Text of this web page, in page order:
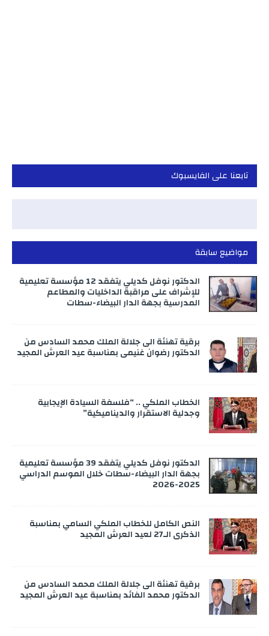
تابعنا على الفايسبوك
مواضيع سابقة
الدكتور نوفل كديلي يتفقد 12 مؤسسة تعليمية
للإشراف على مراقبة الداخليات والمطاعم
المدرسية بجهة الدار البيضاء-سطات
برقية تهنئة الى جلالة الملك محمد السادس من
الدكتور رضوان غنيمي بمناسبة عيد العرش المجيد
الخطاب الملكي .. “فلسفة السيادة الإيجابية
وجدلية الاستقرار والديناميكية”
الدكتور نوفل كديلي يتفقد 39 مؤسسة تعليمية
بجهة الدار البيضاء-سطات خلال الموسم الدراسي
2025-2026
النص الكامل للخطاب الملكي السامي بمناسبة
الذكرى الـ27 لعيد العرش المجيد
برقية تهنئة الى جلالة الملك محمد السادس من
الدكتور محمد الفائد بمناسبة عيد العرش المجيد